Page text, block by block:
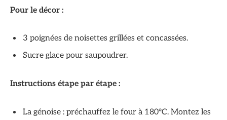
Pour le décor :
3 poignées de noisettes grillées et concassées.
Sucre glace pour saupoudrer.
Instructions étape par étape :
La génoise : préchauffez le four à 180°C. Montez les